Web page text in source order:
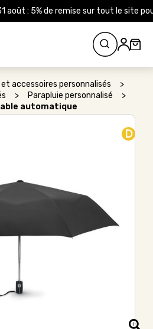
août : 5% de remise sur tout le site
accessoires personnalisés
>
> Parapluie personnalisé
>
automatique
D